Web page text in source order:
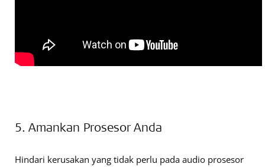
5. Amankan Prosesor Anda
Hindari kerusakan yang tidak perlu pada audio prosesor